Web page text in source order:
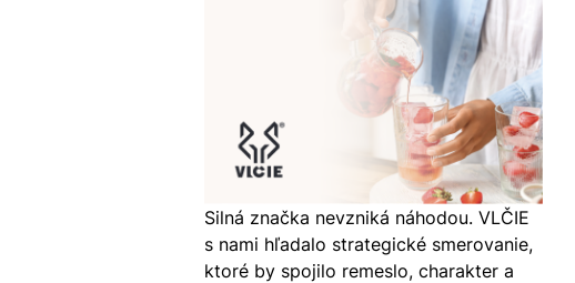
Silná značka nevzniká náhodou. VLČIE
s nami hľadalo strategické smerovanie,
ktoré by spojilo remeslo, charakter a